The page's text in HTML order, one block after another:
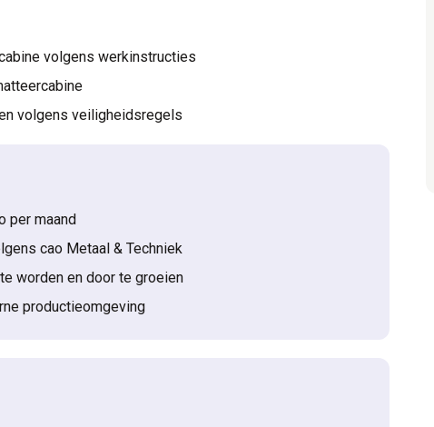
volgens werkinstructies
volgens veiligheidsregels
per maand
cao Metaal & Techniek
worden en door te groeien
productieomgeving